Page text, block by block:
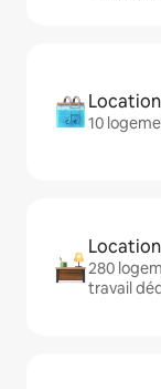
10
280
travail